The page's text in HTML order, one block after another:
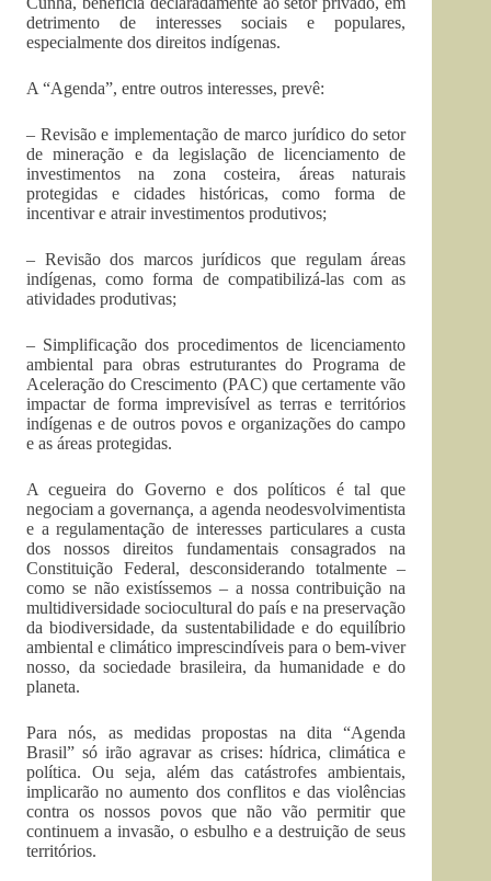
detrimento de interesses sociais e populares,
especialmente dos direitos indígenas.
A “Agenda”, entre outros interesses, prevê:
– Revisão e implementação de marco jurídico do setor
de mineração e da legislação de licenciamento de
investimentos na zona costeira, áreas naturais
protegidas e cidades históricas, como forma de
incentivar e atrair investimentos produtivos;
– Revisão dos marcos jurídicos que regulam áreas
indígenas, como forma de compatibilizá-las com as
atividades produtivas;
– Simplificação dos procedimentos de licenciamento
ambiental para obras estruturantes do Programa de
Aceleração do Crescimento (PAC) que certamente vão
impactar de forma imprevisível as terras e territórios
indígenas e de outros povos e organizações do campo
e as áreas protegidas.
A cegueira do Governo e dos políticos é tal que
negociam a governança, a agenda neodesvolvimentista
e a regulamentação de interesses particulares a custa
dos nossos direitos fundamentais consagrados na
Constituição Federal, desconsiderando totalmente –
como se não existíssemos – a nossa contribuição na
multidiversidade sociocultural do país e na preservação
da biodiversidade, da sustentabilidade e do equilíbrio
ambiental e climático imprescindíveis para o bem-viver
nosso, da sociedade brasileira, da humanidade e do
planeta.
Para nós, as medidas propostas na dita “Agenda
Brasil” só irão agravar as crises: hídrica, climática e
política. Ou seja, além das catástrofes ambientais,
implicarão no aumento dos conflitos e das violências
contra os nossos povos que não vão permitir que
continuem a invasão, o esbulho e a destruição de seus
territórios.